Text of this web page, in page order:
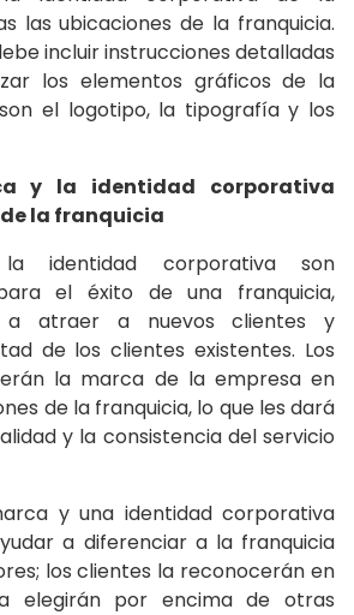
las ubicaciones de la franquicia.
incluir instrucciones detalladas
los elementos gráficos de la
el logotipo, la tipografía y los
y la identidad corporativa
la franquicia
identidad corporativa son
el éxito de una franquicia,
a atraer a nuevos clientes y
de los clientes existentes. Los
la marca de la empresa en
de la franquicia, lo que les dará
y la consistencia del servicio
y una identidad corporativa
a diferenciar a la franquicia
los clientes la reconocerán en
elegirán por encima de otras